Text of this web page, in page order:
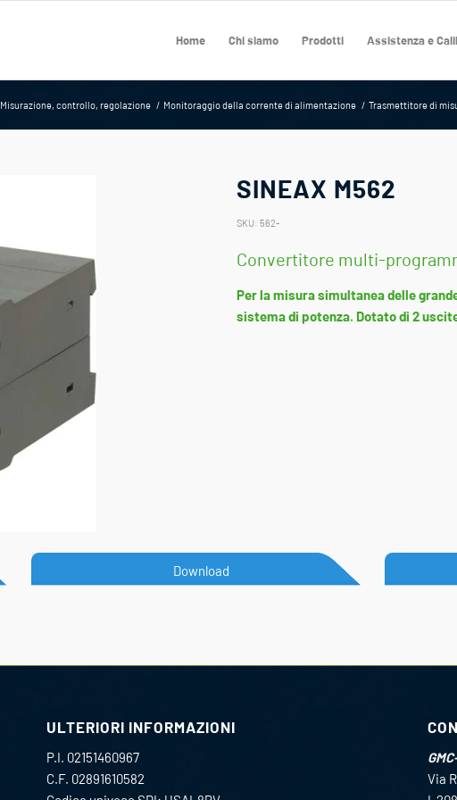
Home Chi siamo Prodotti Assistenza e
Misurazione, controllo, regolazione / Monitoraggio della corrente di alimentazione / Trasmettitore di
SINEAX M562
SKU: 562-
Convertitore multi-
Per la misura simultanea delle
sistema di potenza. Dotato di 2
Download
ULTERIORI INFORMAZIONI
P.I. 02151460967
C.F. 02891610582
Via